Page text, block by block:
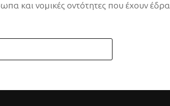
και νομικές οντότητες που έχουν έδρα